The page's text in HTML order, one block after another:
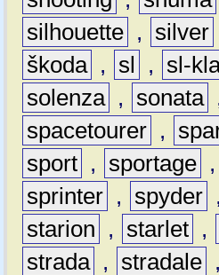
silhouette , silver
škoda , sl , sl-
solenza , sonata
spacetourer ,
sport , sportage ,
sprinter , spyder ,
starion
, starlet ,
strada , stradale ,